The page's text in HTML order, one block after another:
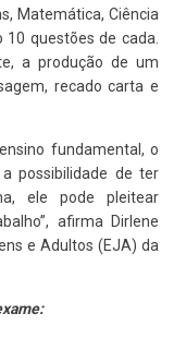
Matemática, Ciência
10 questões de cada.
a produção de um
recado carta e
fundamental, o
possibilidade de ter
ele pode pleitear
afirma Dirlene
e Adultos (EJA) da